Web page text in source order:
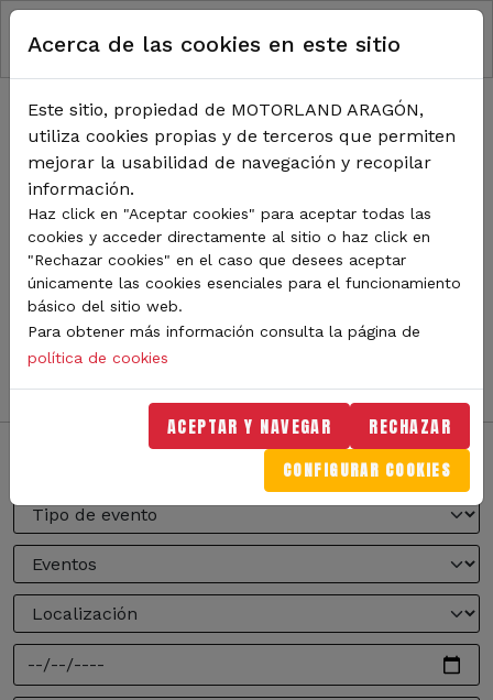
Pasar al contenido principal
RUTA DE NAVEGACIÓN
Inicio Noticias
TODA LA ACTUALIDAD DE
MOTORLAND
Sigue de cerca todas las novedades de MotorLand
Aragón. Aquí encontrarás noticias sobre eventos,
competiciones, pilotos, novedades del circuito y
mucho más. Filtra por categoría o tipo de contenido y
no te pierdas nada del mundo del motor.
Acerca de las cookies en este sitio
Este sitio, propiedad de MOTORLAND ARAGÓN,
utiliza cookies propias y de terceros que permiten
mejorar la usabilidad de navegación y recopilar
información.
Haz click en "Aceptar cookies" para aceptar todas las
cookies y acceder directamente al sitio o haz click en
"Rechazar cookies" en el caso que desees aceptar
únicamente las cookies esenciales para el funcionamiento
básico del sitio web.
Para obtener más información consulta la página de
política de cookies
ACEPTAR Y NAVEGAR RECHAZAR
CONFIGURAR COOKIES